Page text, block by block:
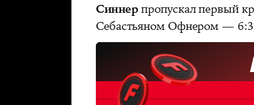
Синнерпропускал первый
Себастьяном Офнером —